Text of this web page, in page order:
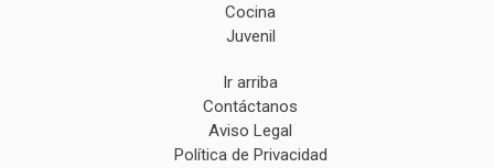
Cocina
Juvenil
Ir arriba
Contáctanos
Aviso Legal
Política de Privacidad